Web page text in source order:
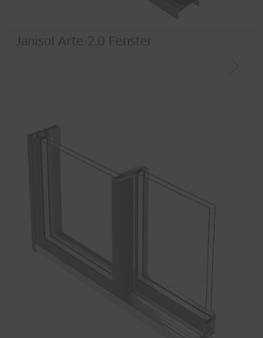
Janisol Arte 2.0 Fenster